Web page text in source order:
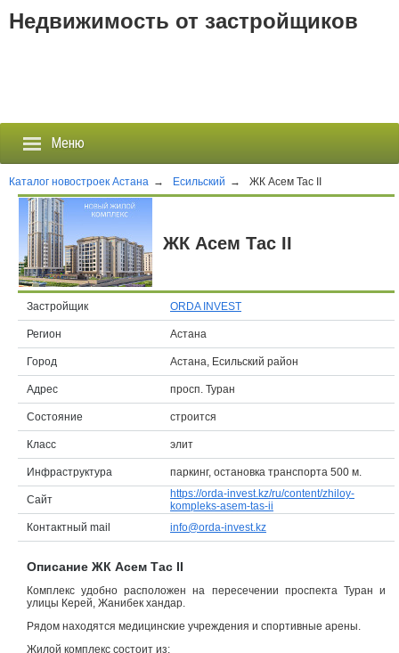
Недвижимость от застройщиков
Меню
Застройщики
Новостройки
Новости
События
Агентства
Объявления
Кабинет
Каталог новостроек Астана → Есильский → ЖК Асем Тас II
ЖК Асем Тас II
Застройщик ORDA INVEST
Регион Астана
Город Астана, Есильский район
Адрес просп. Туран
Состояние строится
Класс элит
Инфраструктура паркинг, остановка транспорта 500 м.
Сайт
https://orda-invest.kz/ru/content/zhiloy-
kompleks-asem-tas-ii
Контактный mail
info@orda-invest.kz
Описание ЖК Асем Тас II
Комплекс удобно расположен на пересечении проспекта Туран и
улицы Керей, Жанибек хандар.
Рядом находятся медицинские учреждения и спортивные арены.
Жилой комплекс состоит из: